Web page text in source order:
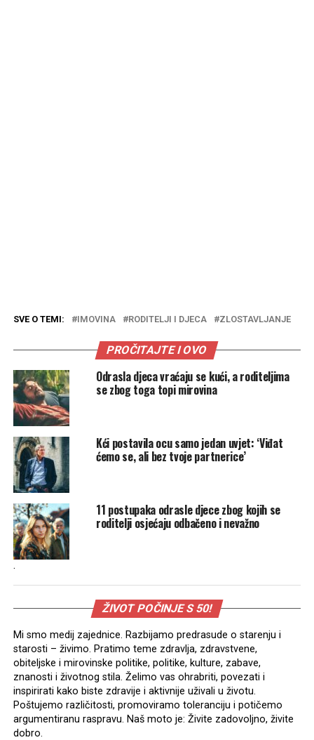
SVE O TEMI: IMOVINA RODITELJI I DJECA ZLOSTAVLJANJE
PROČITAJTE I OVO
Odrasla djeca vraćaju se kući, a roditeljima
se zbog toga topi mirovina
Kći postavila ocu samo jedan uvjet: ‘Viđat
ćemo se, ali bez tvoje partnerice’
11 postupaka odrasle djece zbog kojih se
roditelji osjećaju odbačeno i nevažno
.
ŽIVOT POČINJE S 50!
Mi smo medij zajednice. Razbijamo predrasude o starenju i
starosti – živimo. Pratimo teme zdravlja, zdravstvene,
obiteljske i mirovinske politike, politike, kulture, zabave,
znanosti i životnog stila. Želimo vas ohrabriti, povezati i
inspirirati kako biste zdravije i aktivnije uživali u životu.
Poštujemo različitosti, promoviramo toleranciju i potičemo
argumentiranu raspravu. Naš moto je: Živite zadovoljno, živite
dobro.